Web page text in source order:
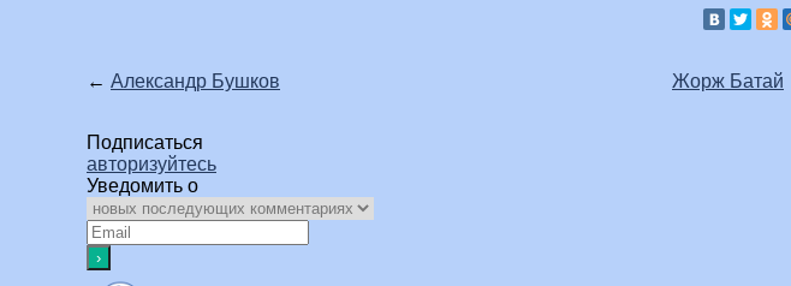
← Александр Бушков Жорж Батай
Подписаться
авторизуйтесь
Уведомить о